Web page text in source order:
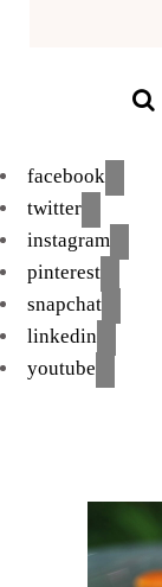
facebook
twitter
instagram
pinterest
snapchat
linkedin
youtube